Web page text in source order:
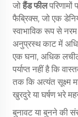
जोहैंड फीलपरिणामों
फैब्रिक्स, जो एक
स्वाभाविक रूप से नरम
अनुप्रस्थ काट में
एक घना, अधिक
पर्याप्त नहीं है कि
तक कि अत्यंत सूक्ष्म
खुरदुरे या घर्षण भरे
बुनावट या बुनने की